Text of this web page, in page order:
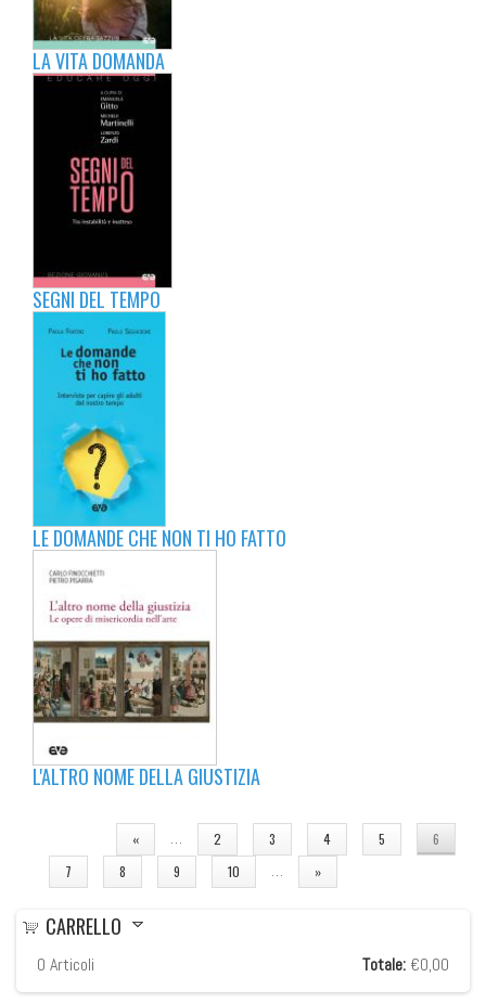
LA VITA DOMANDA
SEGNI DEL TEMPO
LE DOMANDE CHE NON TI HO FATTO
L'ALTRO NOME DELLA GIUSTIZIA
« … 2 3 4 5
6
7
8 9 10 … »
CARRELLO
0 Articoli Totale: €0,00